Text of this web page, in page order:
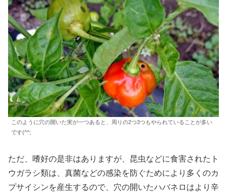
このように穴の開いた実が一つあると、周りの2つ3つもやられていることが多い
です(^^;
ただ、嗜好の是非はありますが、昆虫などに食害されたト
ウガラシ類は、真菌などの感染を防ぐためにより多くのカ
プサイシンを産生するので、穴の開いたハバネロはより辛